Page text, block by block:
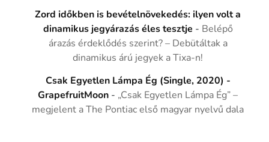
Zord időkben is bevételnövekedés: ilyen volt a
dinamikus jegyárazás éles tesztje - Belépő
árazás érdeklődés szerint? – Debütáltak a
dinamikus árú jegyek a Tixa-n!
Csak Egyetlen Lámpa Ég (Single, 2020) -
GrapefruitMoon - „Csak Egyetlen Lámpa Ég” –
megjelent a The Pontiac első magyar nyelvű dala